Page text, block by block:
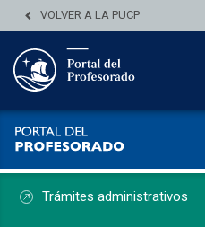
VOLVER A LA PUCP
Trámites administrativos